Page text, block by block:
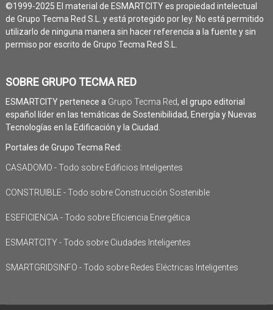
©1999-2025 El material de ESMARTCITY es propiedad intelectual
de Grupo Tecma Red S.L. y está protegido por ley. No está permitido
utilizarlo de ninguna manera sin hacer referencia a la fuente y sin
permiso por escrito de Grupo Tecma Red S.L.
SOBRE GRUPO TECMA RED
ESMARTCITY pertenece a Grupo Tecma Red, el grupo editorial
español líder en las temáticas de Sostenibilidad, Energía y Nuevas
Tecnologías en la Edificación y la Ciudad.
Portales de Grupo Tecma Red:
CASADOMO - Todo sobre Edificios Inteligentes
CONSTRUIBLE - Todo sobre Construcción Sostenible
ESEFICIENCIA - Todo sobre Eficiencia Energética
ESMARTCITY - Todo sobre Ciudades Inteligentes
SMARTGRIDSINFO - Todo sobre Redes Eléctricas Inteligentes